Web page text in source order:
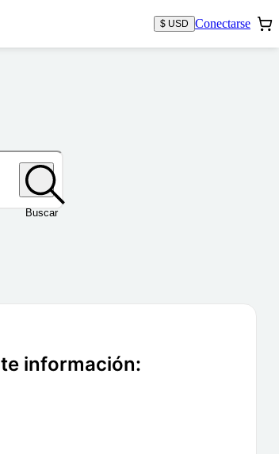
$ USD Conectarse
Buscar
información: